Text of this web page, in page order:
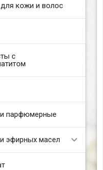
кожи и волос
с
парфюмерные
эфирных масел